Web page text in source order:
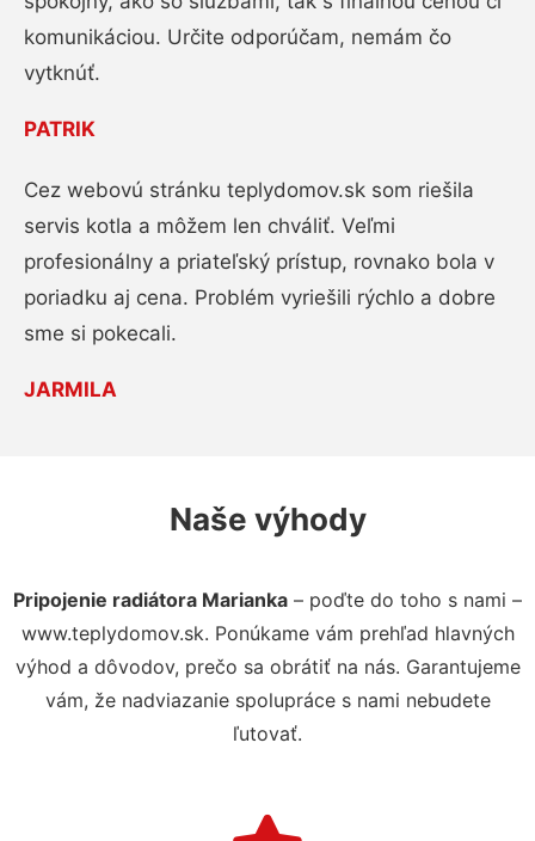
komunikáciou. Určite odporúčam, nemám čo
vytknúť.
PATRIK
Cez webovú stránku teplydomov.sk som riešila
servis kotla a môžem len chváliť. Veľmi
profesionálny a priateľský prístup, rovnako bola v
poriadku aj cena. Problém vyriešili rýchlo a dobre
sme si pokecali.
JARMILA
Naše výhody
Pripojenie radiátora Marianka – poďte do toho s nami –
www.teplydomov.sk. Ponúkame vám prehľad hlavných
výhod a dôvodov, prečo sa obrátiť na nás. Garantujeme
vám, že nadviazanie spolupráce s nami nebudete
ľutovať.